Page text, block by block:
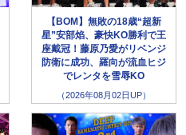
【BOM】無敗の18歳“超新
星”安部焰、豪快KO勝利で王
座戴冠！藤原乃愛がリベンジ
防衛に成功、羅向が流血ヒジ
でレンタを雪辱KO
（2026年08月02日UP）